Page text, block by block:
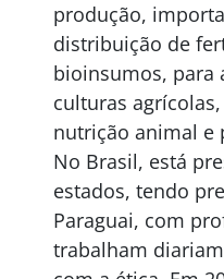
produção,
distribuição de
bioinsumos, para
culturas
nutrição animal e
No Brasil, está
estados, tendo
Paraguai, com
trabalham